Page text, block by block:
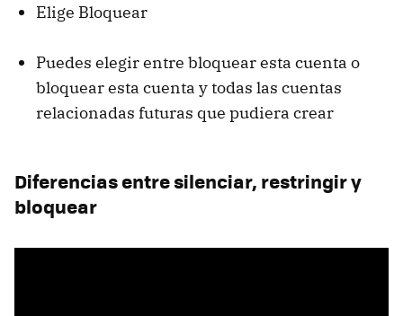
Elige Bloquear
Puedes elegir entre bloquear esta cuenta o
bloquear esta cuenta y todas las cuentas
relacionadas futuras que pudiera crear
Diferencias entre silenciar, restringir y
bloquear